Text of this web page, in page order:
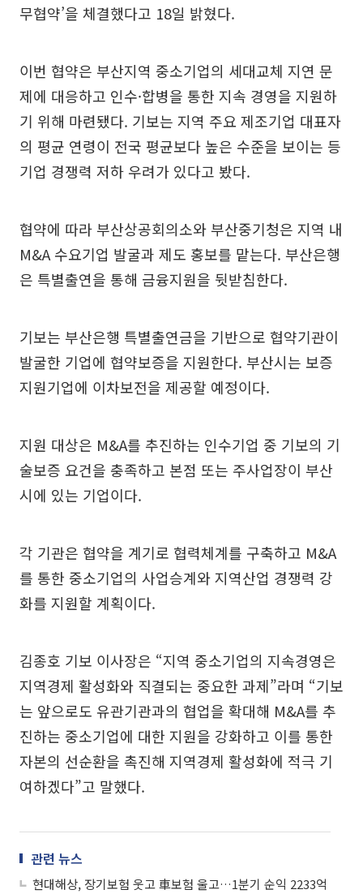
무협약’을 체결했다고 18일 밝혔다.
이번 협약은 부산지역 중소기업의 세대교체 지연 문
제에 대응하고 인수·합병을 통한 지속 경영을 지원하
기 위해 마련됐다. 기보는 지역 주요 제조기업 대표자
의 평균 연령이 전국 평균보다 높은 수준을 보이는 등
기업 경쟁력 저하 우려가 있다고 봤다.
협약에 따라 부산상공회의소와 부산중기청은 지역 내
M&A 수요기업 발굴과 제도 홍보를 맡는다. 부산은행
은 특별출연을 통해 금융지원을 뒷받침한다.
기보는 부산은행 특별출연금을 기반으로 협약기관이
발굴한 기업에 협약보증을 지원한다. 부산시는 보증
지원기업에 이차보전을 제공할 예정이다.
지원 대상은 M&A를 추진하는 인수기업 중 기보의 기
술보증 요건을 충족하고 본점 또는 주사업장이 부산
시에 있는 기업이다.
각 기관은 협약을 계기로 협력체계를 구축하고 M&A
를 통한 중소기업의 사업승계와 지역산업 경쟁력 강
화를 지원할 계획이다.
김종호 기보 이사장은 “지역 중소기업의 지속경영은
지역경제 활성화와 직결되는 중요한 과제”라며 “기보
는 앞으로도 유관기관과의 협업을 확대해 M&A를 추
진하는 중소기업에 대한 지원을 강화하고 이를 통한
자본의 선순환을 촉진해 지역경제 활성화에 적극 기
여하겠다”고 말했다.
관련 뉴스
현대해상, 장기보험 웃고 車보험 울고…1분기 순익 2233억